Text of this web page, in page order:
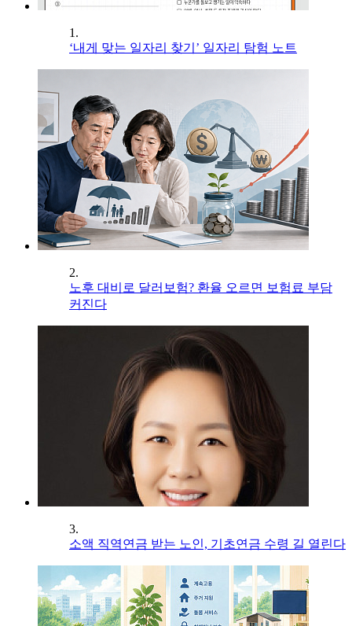
1.
‘내게 맞는 일자리 찾기’ 일자리 탐험 노트
2.
노후 대비로 달러보험? 환율 오르면 보험료 부담
커진다
3.
소액 직역연금 받는 노인, 기초연금 수령 길 열린다